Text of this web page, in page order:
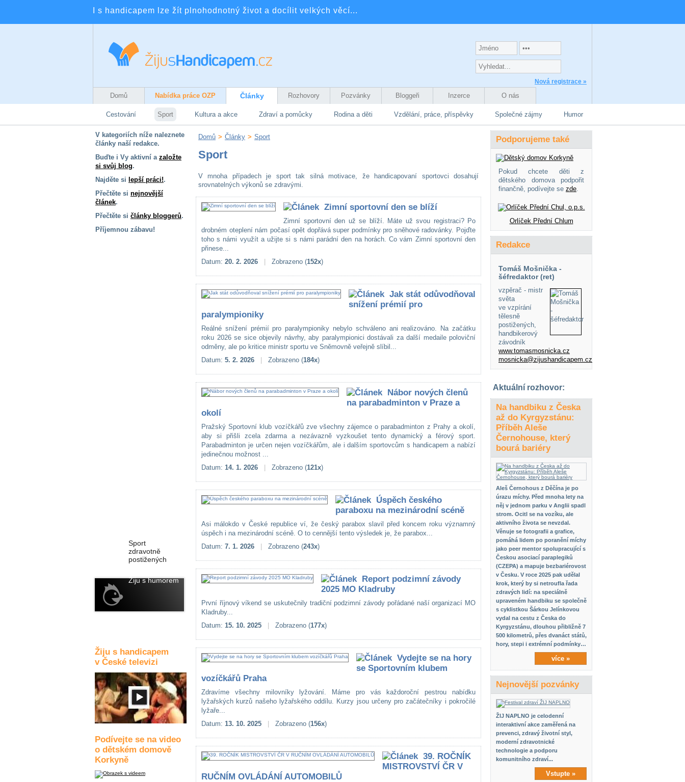
I s handicapem lze žít plnohodnotný život a docílit velkých věcí...
Nová registrace »
Domů Nabídka práce OZP Články Rozhovory Pozvánky Bloggeři Inzerce O nás
Cestování Sport Kultura a akce Zdraví a pomůcky Rodina a děti Vzdělání, práce, příspěvky Společné zájmy Humor
V kategoriích níže naleznete
články naší redakce.
Buďte i Vy aktivní a založte
si svůj blog.
Najděte si lepší práci!.
Přečtěte si nejnovější
článek.
Přečtěte si články bloggerů.
Příjemnou zábavu!
Sport
zdravotně
postižených
Žiju s humorem
Žiju s handicapem
v České televizi
Podívejte se na video
o dětském domově
Korkyně
Domů > Články > Sport
Sport
V mnoha případech je sport tak silná motivace, že handicapovaní sportovci dosahují
srovnatelných výkonů se zdravými.
Zimní sportovní den se blíží
Zimní sportovní den už se blíží. Máte už svou registraci? Po
drobném oteplení nám počasí opět dopřává super podmínky pro sněhové radovánky. Pojďte
toho s námi využít a užijte si s námi parádní den na horách. Co vám Zimní sportovní den
přinese...
Datum: 20. 2. 2026 Zobrazeno (152x)
Jak stát odůvodňoval
snížení prémií pro
paralympioniky
Reálné snížení prémií pro paralympioniky nebylo schváleno ani realizováno. Na začátku
roku 2026 se sice objevily návrhy, aby paralympionici dostávali za další medaile poloviční
odměny, ale po kritice ministr sportu ve Sněmovně veřejně slíbil...
Datum: 5. 2. 2026 Zobrazeno (184x)
Nábor nových členů
na parabadminton v Praze a
okolí
Pražský Sportovní klub vozíčkářů zve všechny zájemce o parabadminton z Prahy a okolí,
aby si přišli zcela zdarma a nezávazně vyzkoušet tento dynamický a férový sport.
Parabadminton je určen nejen vozíčkářům, ale i dalším sportovcům s handicapem a nabízí
jedinečnou možnost ...
Datum: 14. 1. 2026 Zobrazeno (121x)
Úspěch českého
paraboxu na mezinárodní scéně
Asi málokdo v České republice ví, že český parabox slavil před koncem roku významný
úspěch i na mezinárodní scéně. O to cennější tento výsledek je, že parabox...
Datum: 7. 1. 2026 Zobrazeno (243x)
Report podzimní závody
2025 MO Kladruby
První říjnový víkend se uskutečnily tradiční podzimní závody pořádané naší organizací MO
Kladruby...
Datum: 15. 10. 2025 Zobrazeno (177x)
Vydejte se na hory
se Sportovním klubem
vozíčkářů Praha
Zdravíme všechny milovníky lyžování. Máme pro vás každoroční pestrou nabídku
lyžařských kurzů našeho lyžařského oddílu. Kurzy jsou určeny pro začátečníky i pokročilé
lyžaře...
Datum: 13. 10. 2025 Zobrazeno (156x)
39. ROČNÍK
MISTROVSTVÍ ČR V
RUČNÍM OVLÁDÁNÍ AUTOMOBILŮ
Podporujeme také
Pokud chcete děti z
dětského domova podpořit
finančně, podívejte se zde.
Orlíček Přední Chlum
Redakce
Tomáš Mošnička -
šéfredaktor (ret)
vzpěrač - mistr
světa
ve vzpírání
tělesně
postižených,
handbikerový
závodník
www.tomasmosnicka.cz
mosnicka@zijushandicapem.cz
Aktuální rozhovor:
Na handbiku z Česka
až do Kyrgyzstánu:
Příběh Aleše
Černohouse, který
bourá bariéry
Aleš Černohous z Děčína je po
úrazu míchy. Před mnoha lety na
něj v jednom parku v Anglii spadl
strom. Ocitl se na vozíku, ale
aktivního života se nevzdal.
Věnuje se fotografii a grafice,
pomáhá lidem po poranění míchy
jako peer mentor spolupracující s
Českou asociací paraplegiků
(CZEPA) a mapuje bezbariérovost
v Česku. V roce 2025 pak udělal
krok, který by si netroufla řada
zdravých lidí: na speciálně
upraveném handbiku se společně
s cyklistkou Šárkou Jelínkovou
vydal na cestu z Česka do
Kyrgyzstánu, dlouhou přibližně 7
500 kilometrů, přes dvanáct států,
hory, stepi i extrémní podmínky…
více »
Nejnovější pozvánky
ŽIJ NAPLNO je celodenní
interaktivní akce zaměřená na
prevenci, zdravý životní styl,
moderní zdravotnické
technologie a podporu
komunitního zdraví...
Vstupte »